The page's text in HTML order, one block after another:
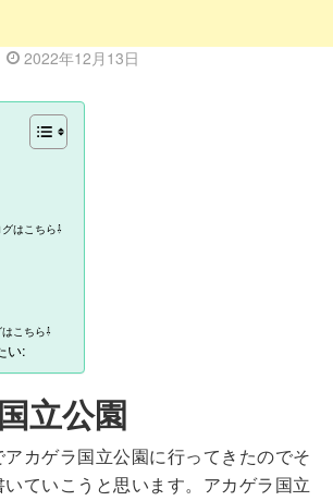
2022年12月13日
はこちら⇩
こちら⇩
い:
立公園
カゲラ国立公園に行ってきたのでそ
ていこうと思います。アカゲラ国立